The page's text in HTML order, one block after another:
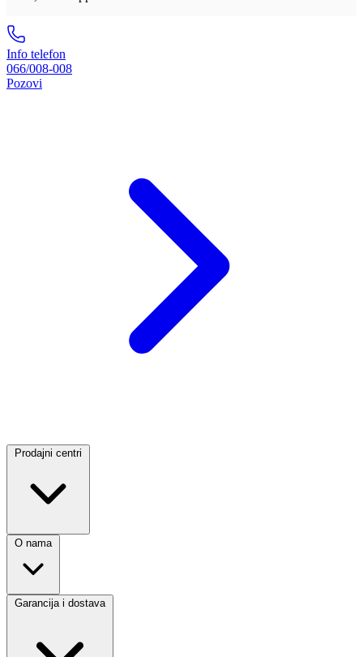
Info telefon
066/008-008
Pozovi
Prodajni centri
O nama
Garancija i dostava